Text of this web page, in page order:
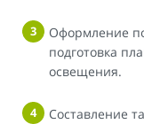
Оформление
подготовка
освещения.
Составление